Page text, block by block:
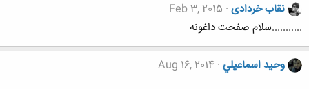
نقاب خردادی Feb 3, 2015
...........سلام صفحت داغونه
وحيد اسماعيلي Aug 16, 2014